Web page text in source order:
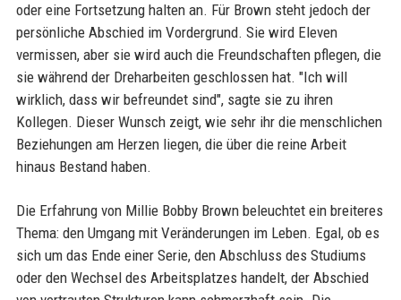
oder eine Fortsetzung halten an. Für Brown steht jedoch der
persönliche Abschied im Vordergrund. Sie wird Eleven
vermissen, aber sie wird auch die Freundschaften pflegen, die
sie während der Dreharbeiten geschlossen hat. "Ich will
wirklich, dass wir befreundet sind", sagte sie zu ihren
Kollegen. Dieser Wunsch zeigt, wie sehr ihr die menschlichen
Beziehungen am Herzen liegen, die über die reine Arbeit
hinaus Bestand haben.
Die Erfahrung von Millie Bobby Brown beleuchtet ein breiteres
Thema: den Umgang mit Veränderungen im Leben. Egal, ob es
sich um das Ende einer Serie, den Abschluss des Studiums
oder den Wechsel des Arbeitsplatzes handelt, der Abschied